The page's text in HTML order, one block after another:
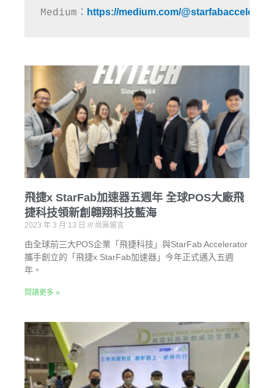
Medium： https://medium.com/
飛捷x StarFab加速器五週年 全球POS大廠飛
捷科技領新創翱翔科技藍海
2023 年 3 月 13 日 尚無留言
由全球前三大POS企業「飛捷科技」與StarFab Accelerator
攜手創立的「飛捷x StarFab加速器」今年正式邁入五週
年。
閱讀更多 »